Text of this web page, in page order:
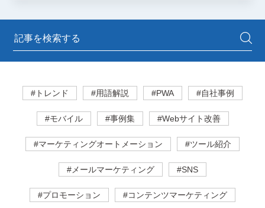
#トレンド #用語解説 #PWA #自社事例
#モバイル #事例集 #Webサイト改善
#マーケティングオートメーション #ツール紹介
#メールマーケティング #SNS
#プロモーション #コンテンツマーケティング